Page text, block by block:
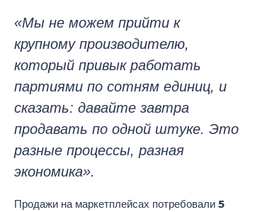
«Мы не можем прийти к
крупному производителю,
который привык работать
партиями по сотням единиц, и
сказать: давайте завтра
продавать по одной штуке. Это
разные процессы, разная
экономика».
Продажи на маркетплейсах потребовали 5